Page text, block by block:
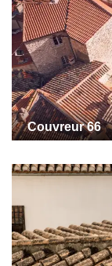
Couvreur 66